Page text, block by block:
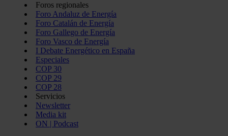
Foros regionales
Foro Andaluz de Energía
Foro Catalán de Energía
Foro Gallego de Energía
Foro Vasco de Energía
I Debate Energético en España
Especiales
COP 30
COP 29
COP 28
Servicios
Newsletter
Media kit
ON | Podcast